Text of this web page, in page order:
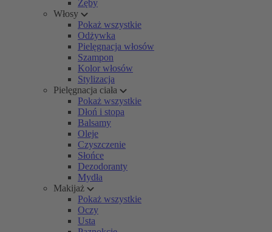
Zęby
Włosy
Pokaż wszystkie
Odżywka
Pielęgnacja włosów
Szampon
Kolor włosów
Stylizacja
Pielęgnacja ciała
Pokaż wszystkie
Dłoń i stopa
Balsamy
Oleje
Czyszczenie
Słońce
Dezodoranty
Mydła
Makijaż
Pokaż wszystkie
Oczy
Usta